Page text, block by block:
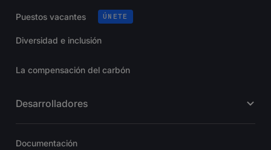
Puestos vacantes ÚNETE
Diversidad e inclusión
La compensación del carbón
Desarrolladores
Documentación